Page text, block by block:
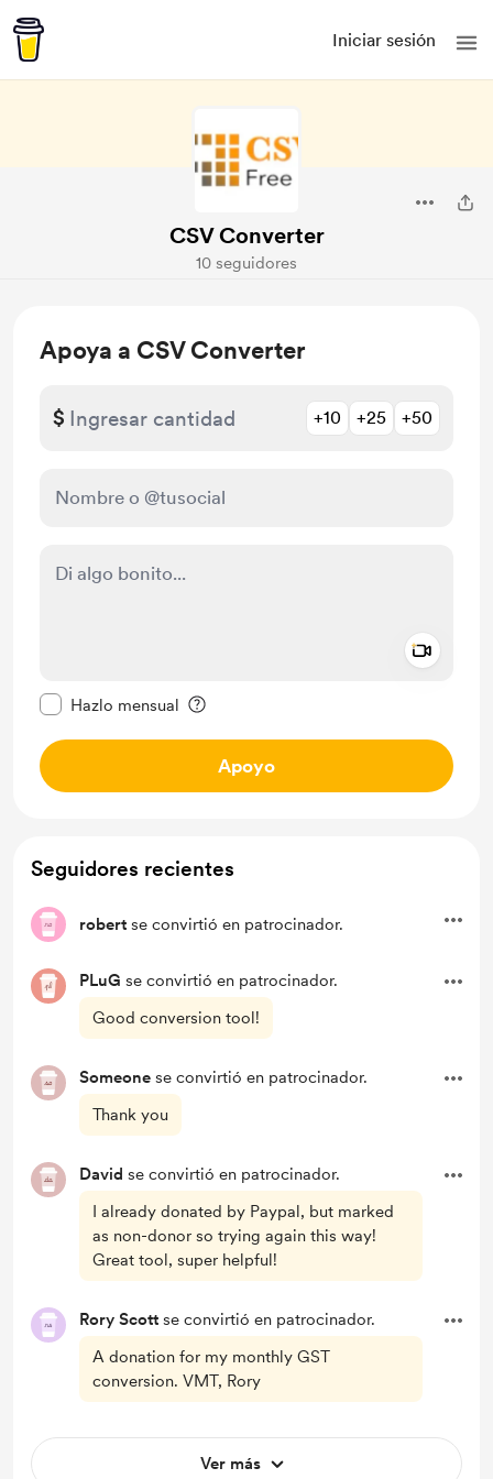
Iniciar sesión
CSV Converter
10 seguidores
Apoya a CSV Converter
$ +10 +25 +50
Hazlo mensual
Apoyo
Seguidores recientes
robert se convirtió en patrocinador.
PLuG se convirtió en patrocinador.
Good conversion tool!
Someone se convirtió en patrocinador.
Thank you
David se convirtió en patrocinador.
I already donated by Paypal, but marked
as non-donor so trying again this way!
Great tool, super helpful!
Rory Scott se convirtió en patrocinador.
A donation for my monthly GST
conversion. VMT, Rory
Ver más